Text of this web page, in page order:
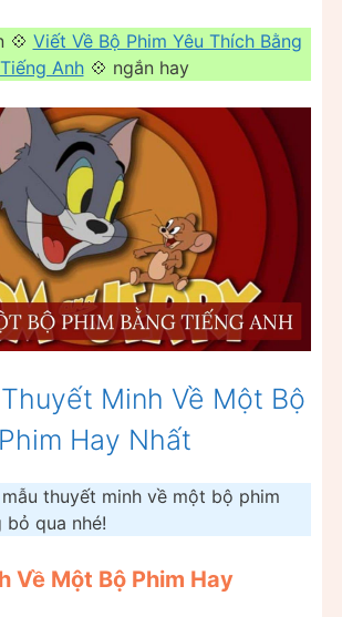
💠 Viết Về Bộ Phim Yêu Thích Bằng
Tiếng Anh💠 ngắn hay
Minh Về Một Bộ
Phim Hay Nhất
thuyết minh về một bộ phim
bỏ qua nhé!
Về Một Bộ Phim Hay